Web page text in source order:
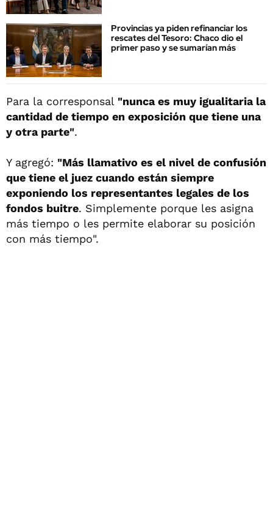
Provincias ya piden refinanciar los
rescates del Tesoro: Chaco dio el
primer paso y se sumarían más
Para la corresponsal "nunca es muy igualitaria la
cantidad de tiempo en exposición que tiene una
y otra parte".
Y agregó: "Más llamativo es el nivel de confusión
que tiene el juez cuando están siempre
exponiendo los representantes legales de los
fondos buitre. Simplemente porque les asigna
más tiempo o les permite elaborar su posición
con más tiempo".